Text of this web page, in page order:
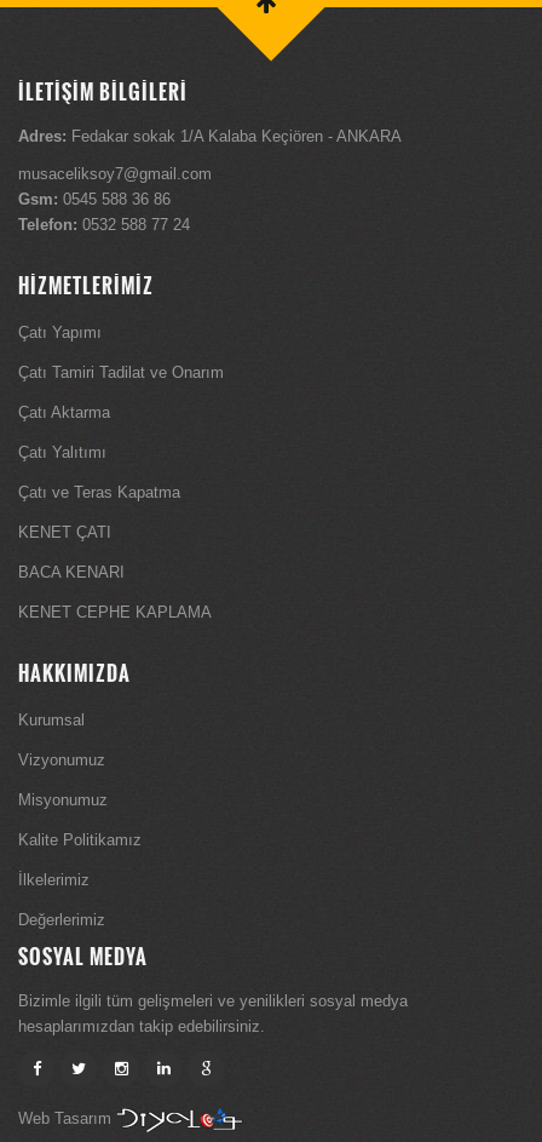
İLETİŞİM BİLGİLERİ
Adres: Fedakar sokak 1/A Kalaba Keçiören - ANKARA
musaceliksoy7@gmail.com
Gsm: 0545 588 36 86
Telefon: 0532 588 77 24
HİZMETLERİMİZ
Çatı Yapımı
Çatı Tamiri Tadilat ve Onarım
Çatı Aktarma
Çatı Yalıtımı
Çatı ve Teras Kapatma
KENET ÇATI
BACA KENARI
KENET CEPHE KAPLAMA
HAKKIMIZDA
Kurumsal
Vizyonumuz
Misyonumuz
Kalite Politikamız
İlkelerimiz
Değerlerimiz
SOSYAL MEDYA
Bizimle ilgili tüm gelişmeleri ve yenilikleri sosyal medya
hesaplarımızdan takip edebilirsiniz.
Web Tasarım